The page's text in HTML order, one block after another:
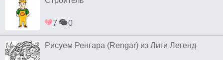
7 0
Рисуем Ренгара (Rengar) из Лиги Легенд